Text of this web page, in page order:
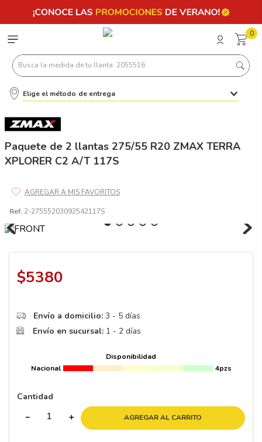
0
Busca la medida de tu llanta: 2055516
Elige el método de entrega
Paquete de 2 llantas 275/55 R20 ZMAX TERRA
XPLORER C2 A/T 117S
Ref. 2-27555203092542117S
$5380
Envío a domicilio: 3 - 5 días
Envío en sucursal: 1 - 2 días
Disponibilidad
Nacional
4pzs
Cantidad
＋
－ AGREGAR AL CARRITO
Términos más buscados
2
6 185